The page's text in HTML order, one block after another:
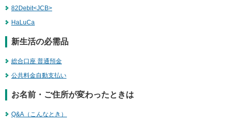
82Debit<JCB>
HaLuCa
新生活の必需品
総合口座 普通預金
公共料金自動支払い
お名前・ご住所が変わったときは
Q&A（こんなとき）